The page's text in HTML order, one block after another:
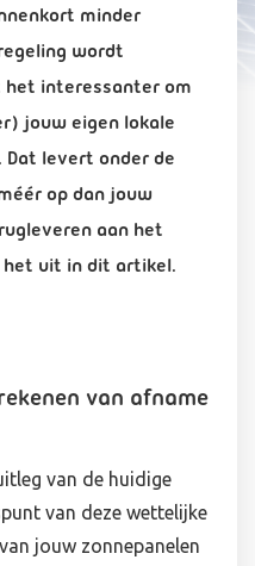
minder
wordt
het interessanter om
jouw eigen lokale
Dat levert onder de
op dan jouw
aan het
uit in dit artikel.
van afname
van de huidige
van deze wettelijke
jouw zonnepanelen